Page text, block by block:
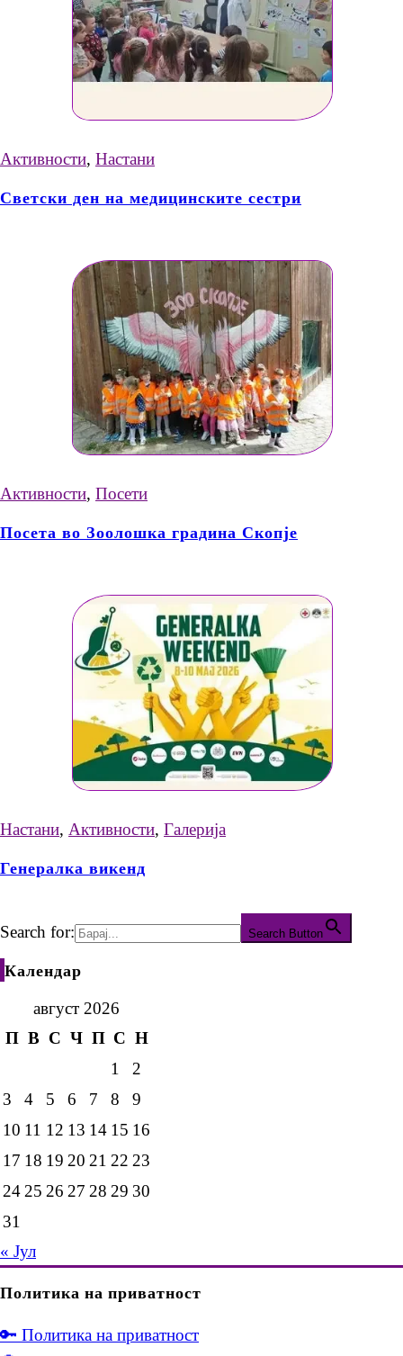
Активности, Настани
Светски ден на медицинските сестри
Активности, Посети
Посета во Зоолошка градина Скопје
Настани, Активности, Галерија
Генералка викенд
Search for: Search Button
Календар
август 2026
П В С Ч П С Н
1
2
3
4 5 6 7 8
9
10 11 12 13 14 15 16
17 18 19 20 21 22 23
24 25 26 27 28 29 30
31
« Јул
Политика на приватност
🔑 Политика на приватност